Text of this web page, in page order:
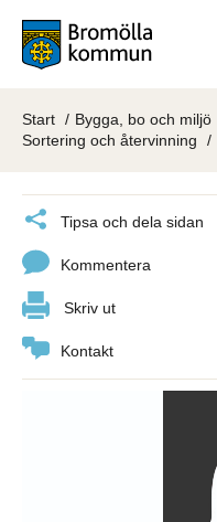
Start Bygga, bo och miljö
Sortering och återvinning
Tipsa och dela sidan
Kommentera
Skriv ut
Kontakt